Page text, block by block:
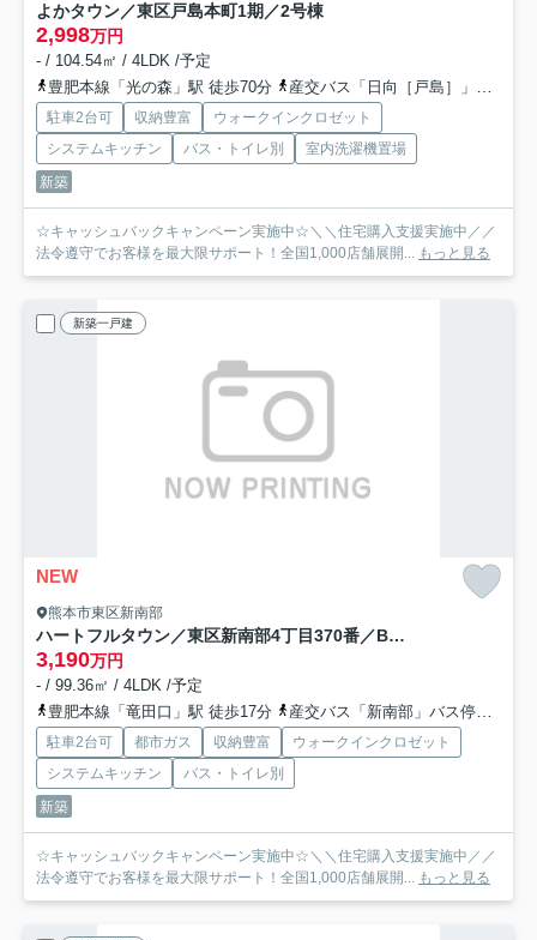
よかタウン／東区戸島本町1期／2号棟
2,998万円
- / 104.54㎡ / 4LDK /予定
豊肥本線「光の森」駅 徒歩70分
産交バス「日向［戸島］」バス停下車 徒歩4分
駐車2台可 収納豊富
ウォークインクロゼット
システムキッチン
バス・トイレ別
室内洗濯機置場
新築
☆キャッシュバックキャンペーン実施中☆＼＼住宅購入支援実施中／／
法令遵守でお客様を最大限サポート！全国1,000店舗展開... もっと見る
新築一戸建
NEW
熊本市東区新南部
ハートフルタウン／東区新南部4丁目370番／B号棟
3,190万円
- / 99.36㎡ / 4LDK /予定
豊肥本線「竜田口」駅 徒歩17分
産交バス「新南部」バス停下車 徒歩1分
駐車2台可 都市ガス 収納豊富
ウォークインクロゼット
システムキッチン
バス・トイレ別
新築
☆キャッシュバックキャンペーン実施中☆＼＼住宅購入支援実施中／／
法令遵守でお客様を最大限サポート！全国1,000店舗展開... もっと見る